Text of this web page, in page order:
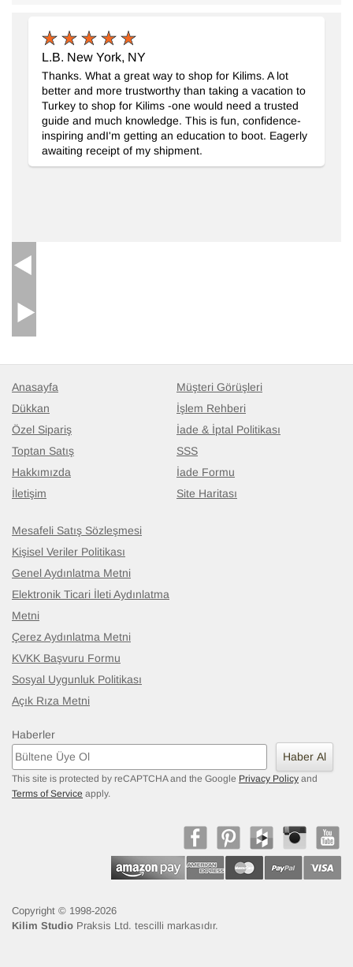
Yeni Fas Tarzı El Dokuma Halı- K0083978
249 cm x 304 cm
100.117TL
L.B. New York, NY
Thanks. What a great way to shop for Kilims. A lot
better and more trustworthy than taking a vacation to
Turkey to shop for Kilims -one would need a trusted
guide and much knowledge. This is fun, confidence-
inspiring andI'm getting an education to boot. Eagerly
awaiting receipt of my shipment.
Anasayfa
Dükkan
Özel Sipariş
Toptan Satış
Hakkımızda
İletişim
Müşteri Görüşleri
İşlem Rehberi
İade & İptal Politikası
SSS
İade Formu
Site Haritası
Mesafeli Satış Sözleşmesi
Kişisel Veriler Politikası
Genel Aydınlatma Metni
Elektronik Ticari İleti Aydınlatma
Metni
Çerez Aydınlatma Metni
KVKK Başvuru Formu
Sosyal Uygunluk Politikası
Açık Rıza Metni
Haberler
Haber Al
This site is protected by reCAPTCHA and the Google Privacy Policy and
Terms of Service apply.
Copyright © 1998-2026
Kilim Studio Praksis Ltd. tescilli markasıdır.